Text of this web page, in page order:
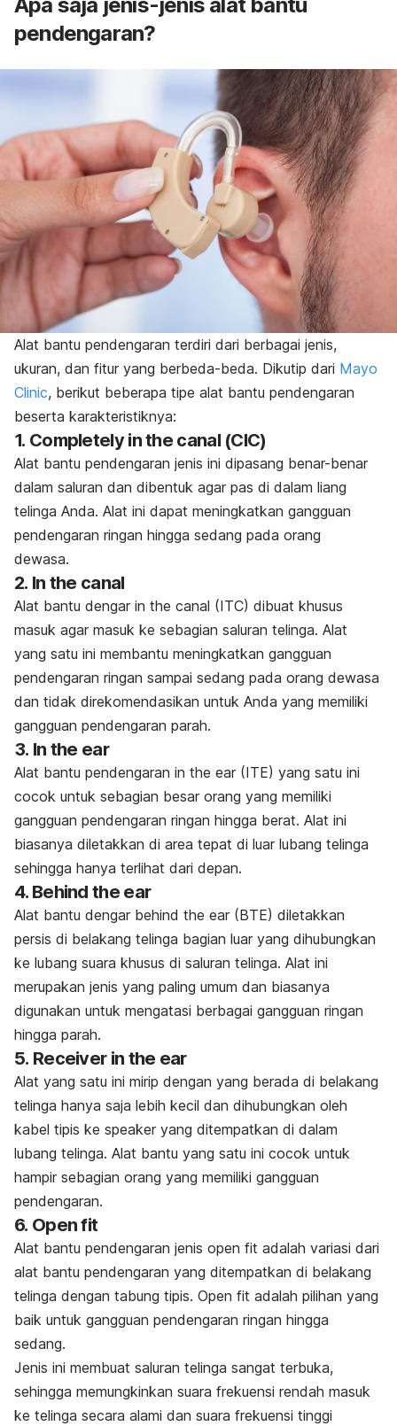
pendengaran?
Alat bantu pendengaran terdiri dari berbagai jenis,
ukuran, dan fitur yang berbeda-beda. Dikutip dari Mayo
Clinic, berikut beberapa tipe alat bantu pendengaran
beserta karakteristiknya:
1. Completely in the canal (CIC)
Alat bantu pendengaran jenis ini dipasang benar-benar
dalam saluran dan dibentuk agar pas di dalam liang
telinga Anda. Alat ini dapat meningkatkan gangguan
pendengaran ringan hingga sedang pada orang
dewasa.
2. In the canal
Alat bantu dengar in the canal (ITC) dibuat khusus
masuk agar masuk ke sebagian saluran telinga. Alat
yang satu ini membantu meningkatkan gangguan
pendengaran ringan sampai sedang pada orang dewasa
dan tidak direkomendasikan untuk Anda yang memiliki
gangguan pendengaran parah.
3. In the ear
Alat bantu pendengaran in the ear (ITE) yang satu ini
cocok untuk sebagian besar orang yang memiliki
gangguan pendengaran ringan hingga berat. Alat ini
biasanya diletakkan di area tepat di luar lubang telinga
sehingga hanya terlihat dari depan.
4. Behind the ear
Alat bantu dengar behind the ear (BTE) diletakkan
persis di belakang telinga bagian luar yang dihubungkan
ke lubang suara khusus di saluran telinga. Alat ini
merupakan jenis yang paling umum dan biasanya
digunakan untuk mengatasi berbagai gangguan ringan
hingga parah.
5. Receiverin the ear
Alat yang satu ini mirip dengan yang berada di belakang
telinga hanya saja lebih kecil dan dihubungkan oleh
kabel tipis ke speaker yang ditempatkan di dalam
lubang telinga. Alat bantu yang satu ini cocok untuk
hampir sebagian orang yang memiliki gangguan
pendengaran.
6. Open fit
Alat bantu pendengaran jenis open fit adalah variasi dari
alat bantu pendengaran yang ditempatkan di belakang
telinga dengan tabung tipis. Open fit adalah pilihan yang
baik untuk gangguan pendengaran ringan hingga
sedang.
Jenis ini membuat saluran telinga sangat terbuka,
sehingga memungkinkan suara frekuensi rendah masuk
ke telinga secara alami dan suara frekuensi tinggi